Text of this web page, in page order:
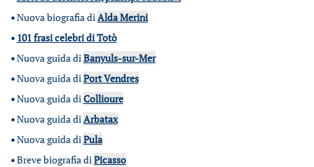
•Nuova biografia diAlda Merini
• 101 frasi celebri di Totò
•Nuova guida diBanyuls-sur-Mer
•Nuova guida diPort Vendres
•Nuova guida diCollioure
•Nuova guida diArbatax
•Nuova guida diPula
•Breve biografia diPicasso